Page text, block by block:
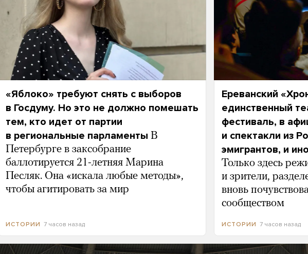
«Яблоко» требуют снять с выборов
в Госдуму. Но это не должно помешать
тем, кто идет от партии
в региональные парламенты В
Петербурге в заксобрание
баллотируется 21-летняя Марина
Песляк. Она «искала любые методы»,
чтобы агитировать за мир
ИСТОРИИ 7 часов назад
Ереванский
единственный
фестиваль, в
и спектакли из
эмигрантов, и
Только здесь
и зрители,
вновь
сообществом
ИСТОРИИ 7 часов назад